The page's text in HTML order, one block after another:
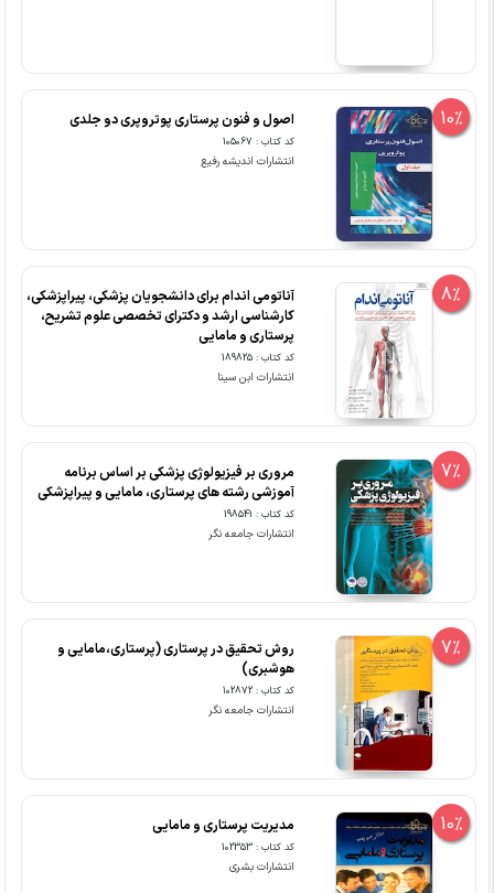
10% اصول و فنون پرستاری پوتروپری دو جلدی
کد کتاب : 105067
انتشارات اندیشه رفیع
8%
آناتومی اندام برای دانشجویان پزشکی، پیراپزشکی،
کارشناسی ارشد و دکترای تخصصی علوم تشریح،
پرستاری و مامایی
کد کتاب : 189825
انتشارات ابن سینا
7%
مروری بر فیزیولوژی پزشکی بر اساس برنامه
آموزشی رشته های پرستاری، مامایی و پیراپزشکی
کد کتاب : 198541
انتشارات جامعه نگر
7%
روش تحقیق در پرستاری (پرستاری،مامایی و
هوشبری)
کد کتاب : 102872
انتشارات جامعه نگر
10% مدیریت پرستاری و مامایی
کد کتاب : 102353
انتشارات بشری